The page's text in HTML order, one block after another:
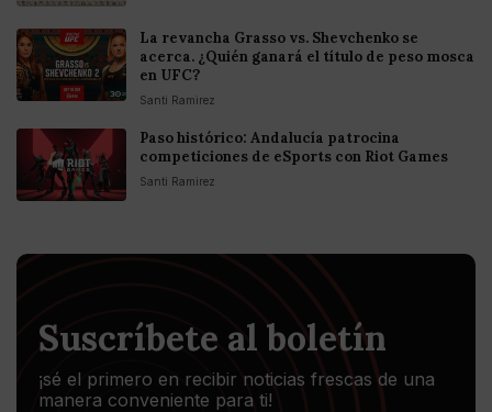
La revancha Grasso vs. Shevchenko se
acerca. ¿Quién ganará el título de peso mosca
en UFC?
Santi Ramirez
Paso histórico: Andalucía patrocina
competiciones de eSports con Riot Games
Santi Ramirez
Suscríbete al boletín
¡sé el primero en recibir noticias frescas de una
manera conveniente para ti!